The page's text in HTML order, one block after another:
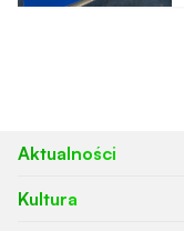
Aktualności
Kultura